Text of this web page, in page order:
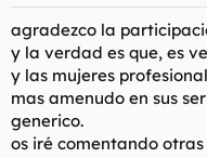
agradezco la
y la verdad es que, es
y las mujeres
mas amenudo en sus
generico.
os iré comentando